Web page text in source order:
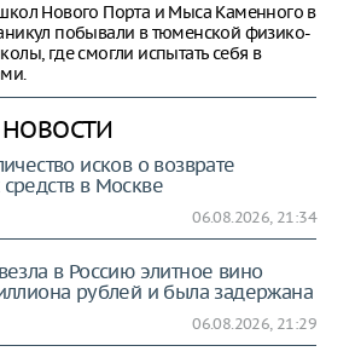
Нового Порта и Мыса Каменного в
побывали в тюменской физико-
где смогли испытать себя в
исков о возврате
в Москве
06.08.2026, 21:34
в Россию элитное вино
рублей и была задержана
06.08.2026, 21:29